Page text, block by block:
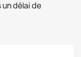
délai de